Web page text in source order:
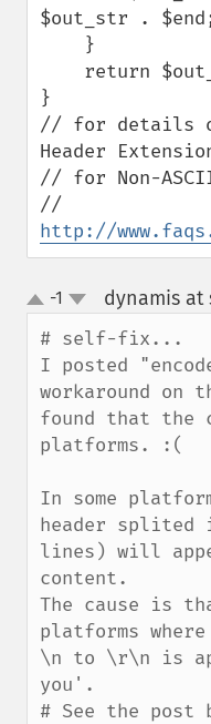
$out_str .
}
// for details
Header
// for Non-
http://
up
down
-1 dynamis
# self-fix...
I posted
workaround on
found that the
platforms. :(
In some
header splited
lines) will
content.
The cause is
platforms
\n to \r\n is
you'.
# See the post